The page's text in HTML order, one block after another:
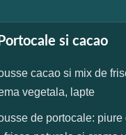
Portocale si cacao
cacao si mix de
vegetala, lapte
de portocale: